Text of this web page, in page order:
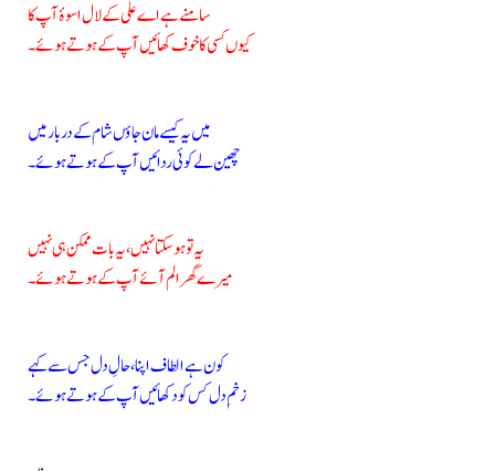
سامنے ہے اے علی کے لال اسوۂ آپ کا
کیوں کسی کا خوف کھائیں آپ کے ہوتے ہوئے۔
میں یہ کیسے مان جاؤں شام کے دربار میں
چھین لے کوئی ردائیں آپ کے ہوتے ہوئے۔
یہ تو ہو سکتا نہیں، یہ بات ممکن ہی نہیں
میرے گھر الم آئے آپ کے ہوتے ہوئے۔
کون ہے الطاف اپنا، حالِ دل جس سے کہے
زخمِ دل کس کو دکھائیں آپ کے ہوتے ہوئے۔